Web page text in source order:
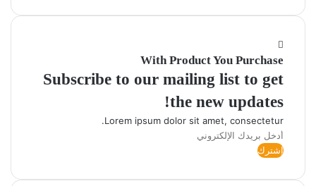
With Product You Purchase
Subscribe to our mailing list to get
the new updates!
Lorem ipsum dolor sit amet, consectetur.
أدخل
بريدك